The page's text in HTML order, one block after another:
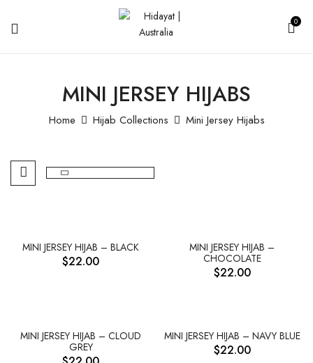
0
MINI JERSEY HIJABS
Home Hijab Collections Mini Jersey Hijabs
MINI JERSEY HIJAB – BLACK
$22.00
MINI JERSEY HIJAB –
CHOCOLATE
$22.00
MINI JERSEY HIJAB – CLOUD
GREY
MINI JERSEY HIJAB – NAVY BLUE
$22.00